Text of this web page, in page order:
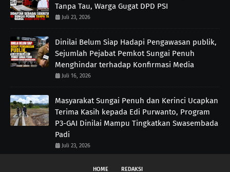
Tanpa Tau, Warga Gugat DPD PSI
Juli 23, 2026
Dinilai Belum Siap Hadapi Pengawasan publik,
Sejumlah Pejabat Pemkot Sungai Penuh
Menghindar terhadap Konfirmasi Media
Juli 16, 2026
Masyarakat Sungai Penuh dan Kerinci Ucapkan
Terima Kasih kepada Edi Purwanto, Program
P3-GAI Dinilai Mampu Tingkatkan Swasembada
Padi
Juli 23, 2026
HOME REDAKSI